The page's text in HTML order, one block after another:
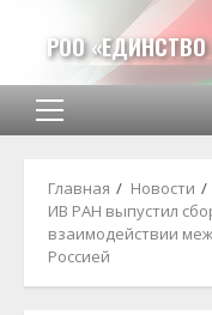
содержимому
РОО «ЕДИНСТВО
Основное
Главная
Новости
ИВ РАН выпустил
взаимодействии
Россией